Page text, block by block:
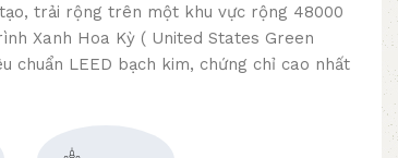
trải rộng trên một khu vực rộng 48000
Xanh Hoa Kỳ ( United States Green
chuẩn LEED bạch kim, chứng chỉ cao nhất